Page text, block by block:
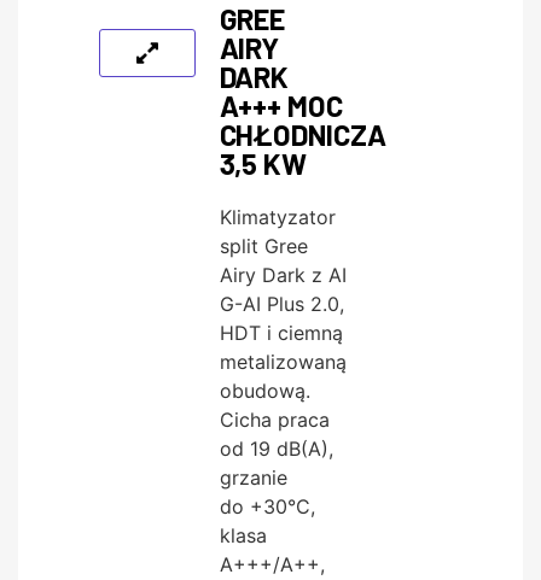
GREE
AIRY
DARK
A+++ MOC
CHŁODNICZA
3,5 KW
Klimatyzator
split Gree
Airy Dark z AI
G-AI Plus 2.0,
HDT i ciemną
metalizowaną
obudową.
Cicha praca
od 19 dB(A),
grzanie
do +30°C,
klasa
A+++/A++,